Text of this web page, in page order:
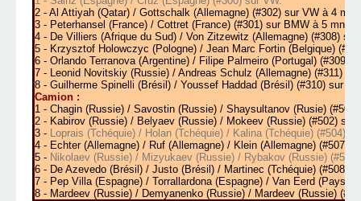
2 - Al Attiyah (Qatar) / Gottschalk (Allemagne) (#302) sur VW à 4 mn
3 - Peterhansel (France) / Cottret (France) (#301) sur BMW à 5 mn
4 - De Villiers (Afrique du Sud) / Von Zitzewitz (Allemagne) (#308)
5 - Krzysztof Holowczyc (Pologne) / Jean Marc Fortin (Belgique)
6 - Orlando Terranova (Argentine) / Filipe Palmeiro (Portugal) (#309)
7 - Leonid Novitskiy (Russie) / Andreas Schulz (Allemagne) (#311)
8 - Guilherme Spinelli (Brésil) / Youssef Haddad (Brésil) (#310) sur
Camion :
1 - Chagin (Russie) / Savostin (Russie) / Shaysultanov (Rusie)
2 - Kabirov (Russie) / Belyaev (Russie) / Mokeev (Russie) (#502) sur
3 - Loprais (Tchéquie) / Holan (Tchéquie) / Kalina (Tchéquie) (#504)
4 - Echter (Allemagne) / Ruf (Allemagne) / Klein (Allemagne) (#507)
5 - Nikolaev (Russie) / Mizyukaev (Russie) / Rybakov (Russie)
6 - De Azevedo (Brésil) / Justo (Brésil) / Martinec (Tchéquie) (#508)
7 - Pep Villa (Espagne) / Torrallardona (Espagne) / Van Eerd (Pays
8 - Mardeev (Russie) / Demyanenko (Russie) / Mardeev (Russie)